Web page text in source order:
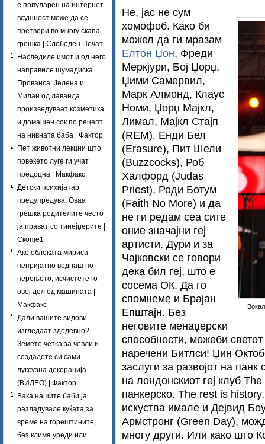
е популарен на интернет
всушност може да се
претвори во многу скапа
грешка | Слободен Печат
Наследиле имот и од него
направиле шумадиска
Прованса: Јелена и
Милан од лаванда
произведуваат козметика
и домашен сок по рецепт
на нивната баба | Фактор
Пет животни лекции што
повеќето луѓе ги учат
предоцна | Макфакс
Детски психијатар
предупредува: Оваа
грешка родителите често
ја прават со тинејџерите |
Скопје1
Ако облеката мириса
непријатно веднаш по
перењето, исчистете го
овој дел од машината |
Макфакс
Дали вашите ѕидови
изгледаат здодевно?
Земете четка за чевли и
создадете си сами
луксузна декорација
(ВИДЕО) | Фактор
Вака нашите баби ја
разладувале куќата за
време на горештините,
без клима уреди или
Не, јас не сум
хомофоб. Како би
можел да ги мразам
Елтон Џон, Фреди
Меркјури, Бој Џорџ,
Џими Самервил,
Марк Алмонд, Клаус
Номи, Џорџ Мајкл,
Лимал, Мајкл Стајп
(REM), Енди Бел
(Erasure), Пит Шели
(Buzzcocks), Роб
Халфорд (Judas
Priest), Роди Ботум
(Faith No More) и да
не ги редам сеа сите
оние значајни геј
артисти. Дури и за
Чајковски се говори
дека бил геј, што е
сосема ОК. Да го
спомнеме и Брајан
Епштајн. Без
неговите менаџерски
способности, можеби
наречени Битлси! Џин
заслуги за развојот на
на лондонскиот геј клуб
панкерско. The rest is
искуства имале и Дејвид
Армстронг (Green Day),
многу други. Или како што